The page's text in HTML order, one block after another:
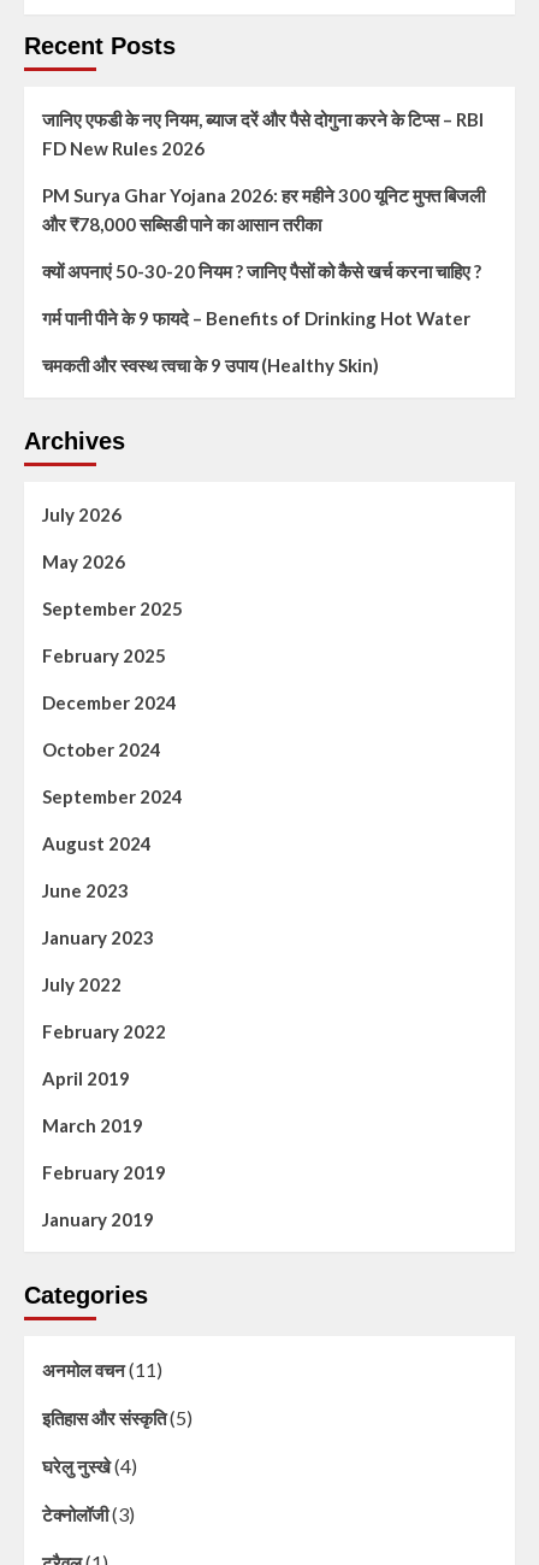
Recent Posts
जानिए एफडी के नए नियम, ब्याज दरें और पैसे दोगुना करने के टिप्स – RBI
FD New Rules 2026
PM Surya Ghar Yojana 2026: हर महीने 300 यूनिट मुफ्त बिजली
और ₹78,000 सब्सिडी पाने का आसान तरीका
क्यों अपनाएं 50-30-20 नियम ? जानिए पैसों को कैसे खर्च करना चाहिए ?
गर्म पानी पीने के 9 फायदे – Benefits of Drinking Hot Water
चमकती और स्वस्थ त्वचा के 9 उपाय (Healthy Skin)
Archives
July 2026
May 2026
September 2025
February 2025
December 2024
October 2024
September 2024
August 2024
June 2023
January 2023
July 2022
February 2022
April 2019
March 2019
February 2019
January 2019
Categories
अनमोल वचन(11)
इतिहास और संस्कृति(5)
घरेलु नुस्खे(4)
टेक्नोलॉजी(3)